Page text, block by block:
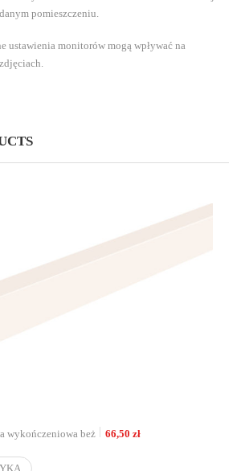
pomieszczeniu.
ustawienia monitorów mogą wpływać na
wykończeniowa beż 66,50 zł